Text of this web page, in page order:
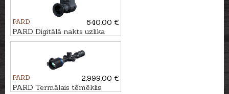
PARD
640.00 €
PARD Digitālā nakts uzlika
NV007SP2 4K LRF ar
tālmēru - 940nm
PARD
2,999.00 €
PARD Termālais tēmēklis